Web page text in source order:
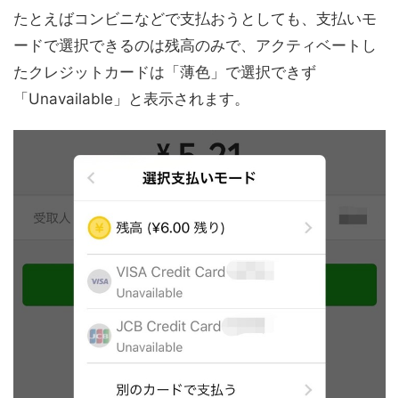
たとえばコンビニなどで支払おうとしても、支払いモ
ードで選択できるのは残高のみで、アクティベートし
たクレジットカードは「薄色」で選択できず
「Unavailable」と表示されます。